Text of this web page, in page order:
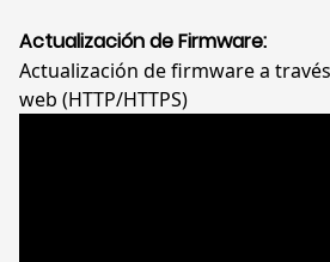
Actualización de Firmware:
Actualización de firmware a
web (HTTP/HTTPS)